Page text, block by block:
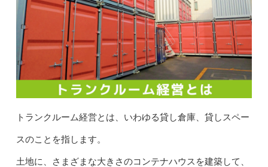
トランクルーム経営とは、いわゆる貸し倉庫、貸しスペー
スのことを指します。
土地に、さまざまな大きさのコンテナハウスを建築して、